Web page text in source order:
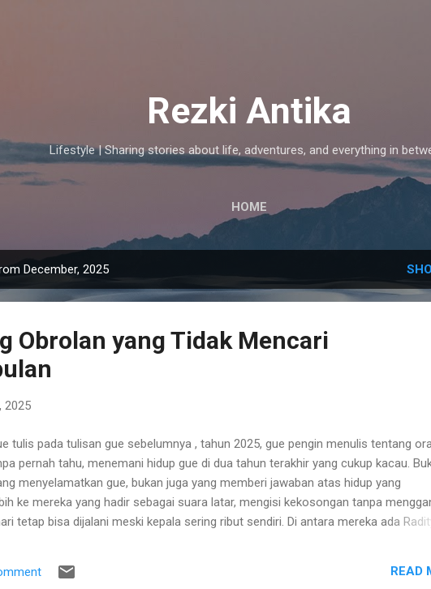
Rezki Antika
Lifestyle | Sharing stories about life, adventures, and everything in
HOME
December, 2025
Obrolan yang Tidak Mencari
2025
tulis pada tulisan gue sebelumnya , tahun 2025, gue pengin menulis tentang
pernah tahu, menemani hidup gue di dua tahun terakhir yang cukup kacau.
menyelamatkan gue, bukan juga yang memberi jawaban atas hidup yang
ke mereka yang hadir sebagai suara latar, mengisi kekosongan tanpa
tetap bisa dijalani meski kepala sering ribut sendiri. Di antara mereka ada
Ini cuma catatan kecil tentang kehadiran yang nggak berisik. Gue dengerin
READ